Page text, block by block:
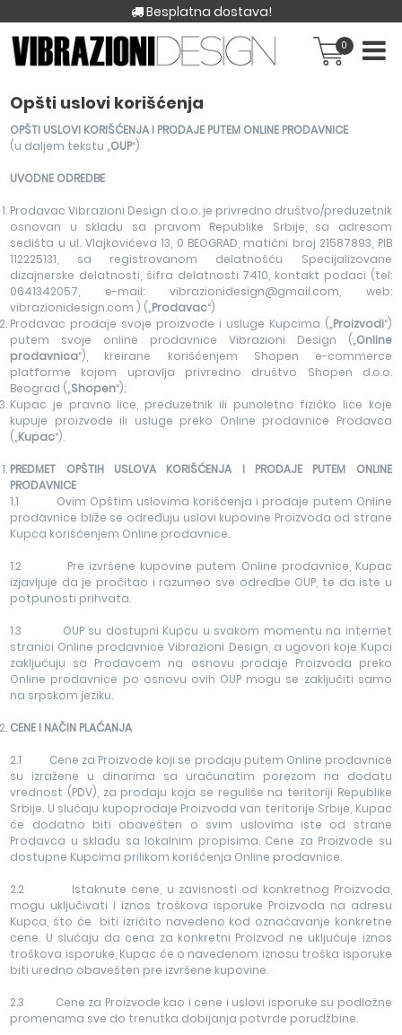
Besplatna dostava!
0
Opšti uslovi korišćenja
OPŠTI USLOVI KORIŠĆENJA I PRODAJE PUTEM ONLINE PRODAVNICE
(u daljem tekstu „OUP“)
UVODNE ODREDBE
Prodavac Vibrazioni Design d.o.o. je privredno društvo/preduzetnik
osnovan u skladu sa pravom Republike Srbije, sa adresom
sedišta u ul. Vlajkovićeva 13, 0 BEOGRAD, matični broj 21587893, PIB
112225131, sa registrovanom delatnošću Specijalizovane
dizajnerske delatnosti, šifra delatnosti 7410, kontakt podaci (tel:
0641342057, e-mail: vibrazionidesign@gmail.com, web:
vibrazionidesign.com ) („Prodavac“)
Prodavac prodaje svoje proizvode i usluge Kupcima („Proizvodi“)
putem svoje online prodavnice Vibrazioni Design („Online
prodavnica“), kreirane korišćenjem Shopen e-commerce
platforme kojom upravlja privredno društvo Shopen d.o.o.
Beograd („Shopen“);
Kupac je pravno lice, preduzetnik ili punoletno fizičko lice koje
kupuje proizvode ili usluge preko Online prodavnice Prodavca
(„Kupac“).
PREDMET OPŠTIH USLOVA KORIŠĆENJA I PRODAJE PUTEM ONLINE
PRODAVNICE
1.1 Ovim Opštim uslovima korišćenja i prodaje putem Online
prodavnice bliže se određuju uslovi kupovine Proizvoda od strane
Kupca korišćenjem Online prodavnice.
1.2 Pre izvršene kupovine putem Online prodavnice, Kupac
izjavljuje da je pročitao i razumeo sve odredbe OUP, te da iste u
potpunosti prihvata.
1.3 OUP su dostupni Kupcu u svakom momentu na internet
stranici Online prodavnice Vibrazioni Design, a ugovori koje Kupci
zaključuju sa Prodavcem na osnovu prodaje Proizvoda preko
Online prodavnice po osnovu ovih OUP mogu se zaključiti samo
na srpskom jeziku.
CENE I NAČIN PLAĆANJA
2.1 Cene za Proizvode koji se prodaju putem Online prodavnice
su izražene u dinarima sa uračunatim porezom na dodatu
vrednost (PDV), za prodaju koja se reguliše na teritoriji Republike
Srbije. U slučaju kupoprodaje Proizvoda van teritorije Srbije, Kupac
će dodatno biti obavešten o svim uslovima iste od strane
Prodavca u skladu sa lokalnim propisima. Cene za Proizvode su
dostupne Kupcima prilikom korišćenja Online prodavnice.
2.2 Istaknute cene, u zavisnosti od konkretnog Proizvoda,
mogu uključivati i iznos troškova isporuke Proizvoda na adresu
Kupca, što će biti izričito navedeno kod označavanje konkretne
cene. U slučaju da cena za konkretni Proizvod ne uključuje iznos
troškova isporuke, Kupac će o navedenom iznosu troška isporuke
biti uredno obavešten pre izvršene kupovine.
2.3 Cene za Proizvode kao i cene i uslovi isporuke su podložne
promenama sve do trenutka dobijanja potvrde porudžbine.